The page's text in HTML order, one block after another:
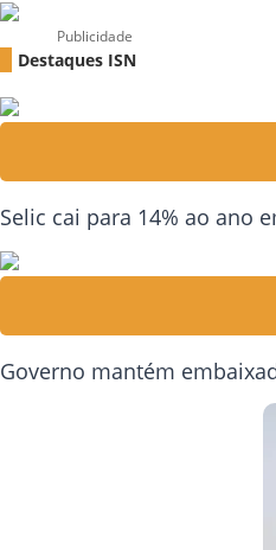
Publicidade
Destaques ISN
Selic cai para 14% ao ano
Governo mantém